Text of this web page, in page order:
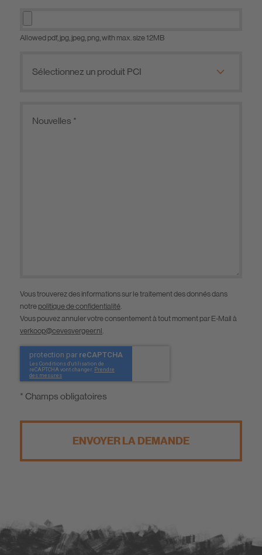
Allowed pdf, jpg, jpeg, png, with max. size 12MB
Vous trouverez des informations sur le traitement des donnés dans
notre politique de confidentialité.
Vous pouvez annuler votre consentement à tout moment par E-Mail à
verkoop@cevesvergeer.nl.
* Champs obligatoires
ENVOYER LA DEMANDE